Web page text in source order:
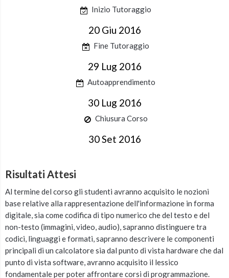
Inizio Tutoraggio
20 Giu 2016
Fine Tutoraggio
29 Lug 2016
Autoapprendimento
30 Lug 2016
Chiusura Corso
30 Set 2016
Risultati Attesi
Al termine del corso gli studenti avranno acquisito le nozioni
base relative alla rappresentazione dell'informazione in forma
digitale, sia come codifica di tipo numerico che del testo e del
non-testo (immagini, video, audio), sapranno distinguere tra
codici, linguaggi e formati, sapranno descrivere le componenti
principali di un calcolatore sia dal punto di vista hardware che dal
punto di vista software, avranno acquisito il lessico
fondamentale per poter affrontare corsi di programmazione.